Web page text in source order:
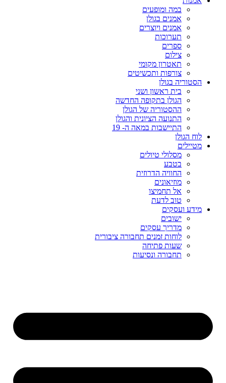
במה ומופעים
אמנים בגולן
אמנים ויוצרים
תערוכות
ספרים
צילום
תאטרון מקומי
צורפות ותכשיטים
הסטוריה בגולן
בית ראשון ושני
הגולן בתקופה החדשה
ההסטוריה של הגולן
התנועה הציונית והגולן
התיישבות במאה ה- 19
לוח הגולן
מטיילים
מסלולי טיולים
בטבע
החוויה הדרוזית
מוזיאונים
אל תחמיצו
טוב לדעת
מידע ועסקים
ישובים
מדריך עסקים
לוחות זמנים תחבורה ציבורית
שעות פתיחה
תחבורה ונסיעות